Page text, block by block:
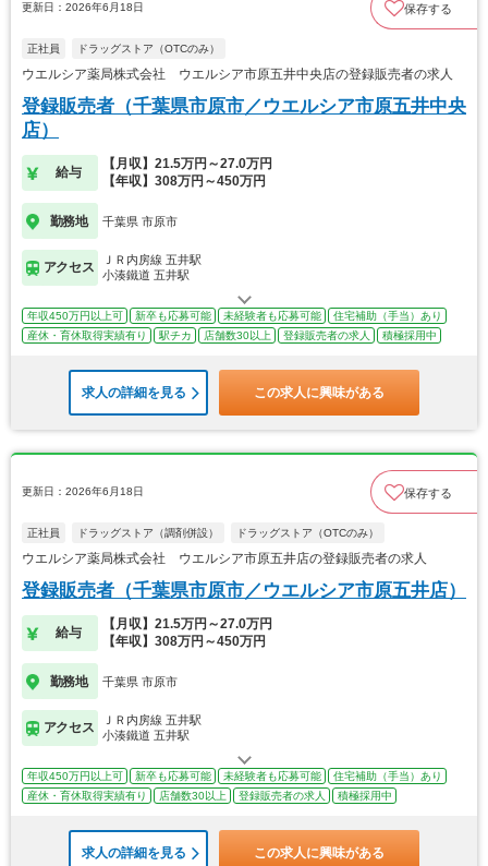
更新日：2026年6月18日 保存する
正社員 ドラッグストア（OTCのみ）
ウエルシア薬局株式会社 ウエルシア市原五井中央店の登録販売者の求人
登録販売者（千葉県市原市／ウエルシア市原五井中央
店）
給与
【月収】21.5万円～27.0万円
【年収】308万円～450万円
勤務地 千葉県 市原市
アクセス
ＪＲ内房線 五井駅
小湊鐵道 五井駅
年収450万円以上可 新卒も応募可能 未経験者も応募可能
住宅補助（手当）あり
産休・育休取得実績有り
駅チカ 店舗数30以上 登録販売者の求人 積極採用中
求人の詳細を見る この求人に興味がある
更新日：2026年6月18日 保存する
正社員 ドラッグストア（調剤併設） ドラッグストア（OTCのみ）
ウエルシア薬局株式会社 ウエルシア市原五井店の登録販売者の求人
登録販売者（千葉県市原市／ウエルシア市原五井店）
給与
【月収】21.5万円～27.0万円
【年収】308万円～450万円
勤務地 千葉県 市原市
アクセス
ＪＲ内房線 五井駅
小湊鐵道 五井駅
年収450万円以上可 新卒も応募可能 未経験者も応募可能
住宅補助（手当）あり
産休・育休取得実績有り
店舗数30以上 登録販売者の求人 積極採用中
求人の詳細を見る この求人に興味がある